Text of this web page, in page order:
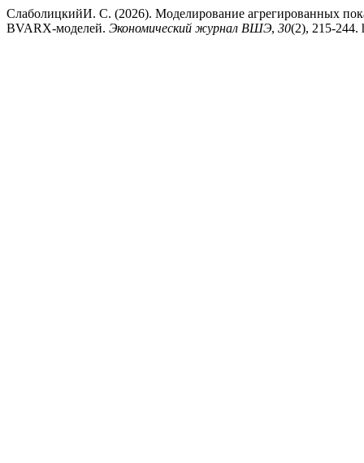
СлаболицкийИ. С. (2026). Моделирование агрегированных
BVARX-моделей. Экономический журнал ВШЭ, 30(2), 215-244.